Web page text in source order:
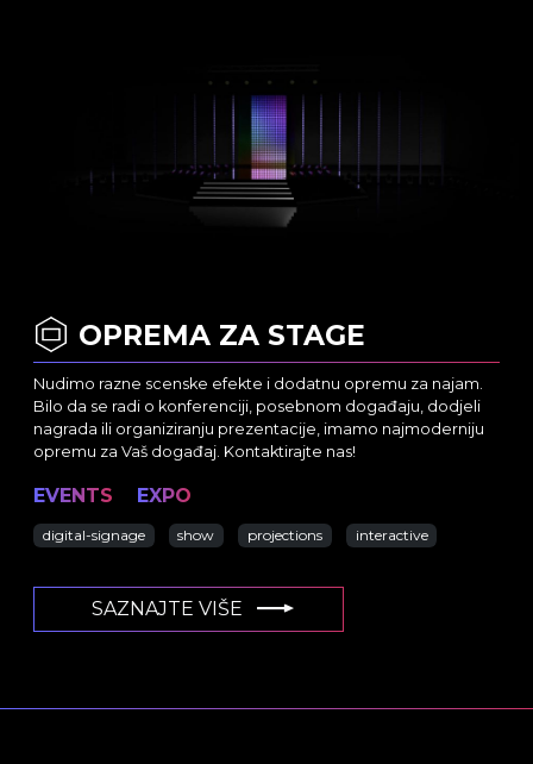
OPREMA ZA STAGE
Nudimo razne scenske efekte i dodatnu opremu za najam.
Bilo da se radi o konferenciji, posebnom događaju, dodjeli
nagrada ili organiziranju prezentacije, imamo najmoderniju
opremu za Vaš događaj. Kontaktirajte nas!
EVENTS EXPO
digital-signage show projections interactive
SAZNAJTE VIŠE